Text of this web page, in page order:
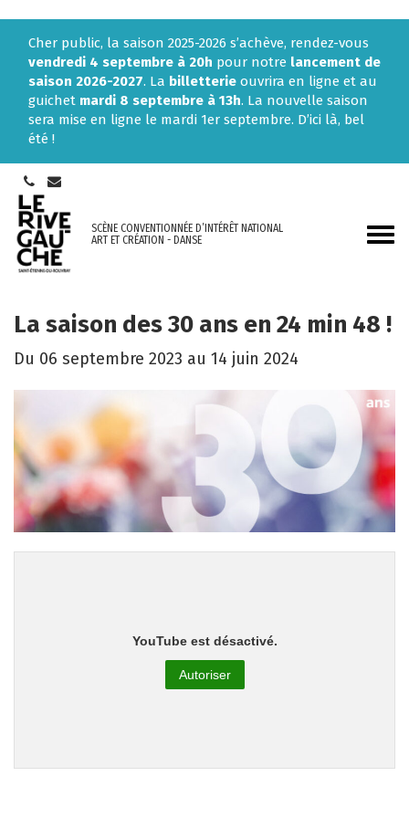
Cher public, la saison 2025-2026 s’achève, rendez-vous
vendredi 4 septembre à 20h pour notre lancement de
saison 2026-2027. La billetterie ouvrira en ligne et au
guichet mardi 8 septembre à 13h. La nouvelle saison
sera mise en ligne le mardi 1er septembre. D’ici là, bel
été !
Aller
SCÈNE CONVENTIONNÉE D’INTÉRÊT NATIONAL
ART ET CRÉATION - DANSE
La saison des 30 ans en 24 min 48 !
Du 06 septembre 2023 au 14 juin 2024
YouTube est désactivé.
Autoriser